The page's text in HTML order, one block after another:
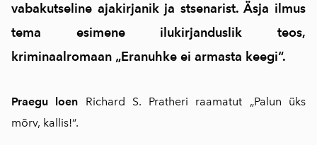
vabakutseline ajakirjanik ja stsenarist. Äsja ilmus
tema esimene ilukirjanduslik teos,
kriminaalromaan „Eranuhke ei armasta keegi“.
Praegu loen Richard S. Pratheri raamatut „Palun üks
mõrv, kallis!“.